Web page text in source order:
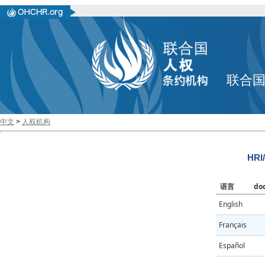
联合
中文 > 人权机构
语言
English
Français
Español